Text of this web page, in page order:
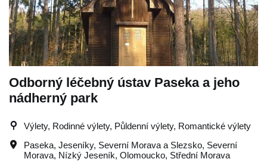
Odborný léčebný ústav Paseka a jeho
nádherný park
Výlety, Rodinné výlety, Půldenní výlety, Romantické výlety
Paseka, Jeseníky, Severní Morava a Slezsko, Severní
Morava, Nízký Jeseník, Olomoucko, Střední Morava